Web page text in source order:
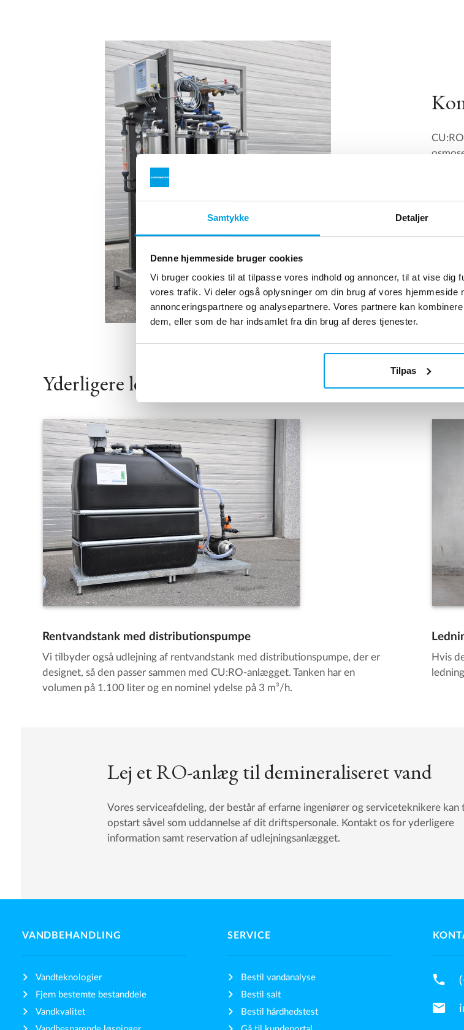
Samtykke Detaljer
Denne hjemmeside bruger cookies
Vi bruger cookies til at tilpasse vores indhold og annoncer, til at vise dig
vores trafik. Vi deler også oplysninger om din brug af vores hjemmeside
annonceringspartnere og analysepartnere. Vores partnere kan
dem, eller som de har indsamlet fra din brug af deres tjenester.
Tilpas
Yderligere leje af tilbehør
Rentvandstank med distributionspumpe
Vi tilbyder også udlejning af rentvandstank med distributionspumpe, der er
designet, så den passer sammen med CU:RO-anlægget. Tanken har en
volumen på 1.100 liter og en nominel ydelse på 3 m³/h.
Hvis
Lej et RO-anlæg til demineraliseret vand
Vores serviceafdeling, der består af erfarne ingeniører og serviceteknikere kan
opstart såvel som uddannelse af dit driftspersonale. Kontakt os for yderligere
information samt reservation af udlejningsanlægget.
VANDBEHANDLING
Vandteknologier
Fjern bestemte bestanddele
Vandkvalitet
SERVICE
Bestil vandanalyse
Bestil salt
Bestil hårdhedstest
phone
mail